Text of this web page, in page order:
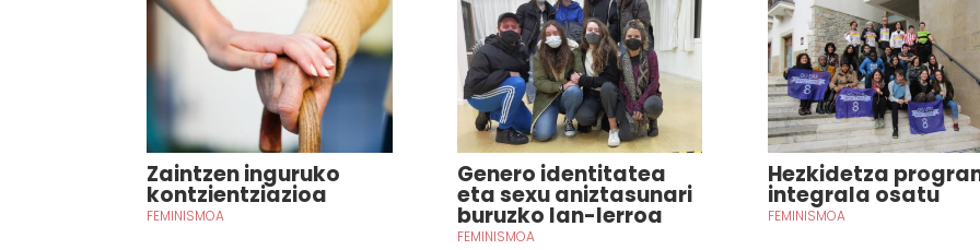
Zaintzen inguruko
kontzientziazioa
FEMINISMOA
Genero identitatea
eta sexu aniztasunari
buruzko lan-lerroa
FEMINISMOA
Hezkidetza
integrala osatu
FEMINISMOA